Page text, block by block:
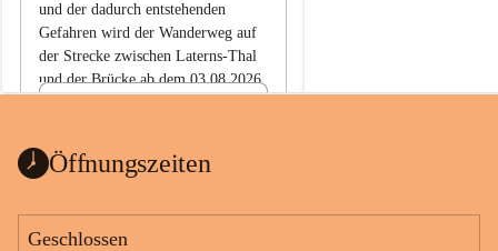
und der dadurch entstehenden
Gefahren wird der Wanderweg auf
der Strecke zwischen Laterns-Thal
und der Brücke ab dem 03.08.2026
ht
1 Seite•0,1 MB
Öffnungszeiten
Geschlossen